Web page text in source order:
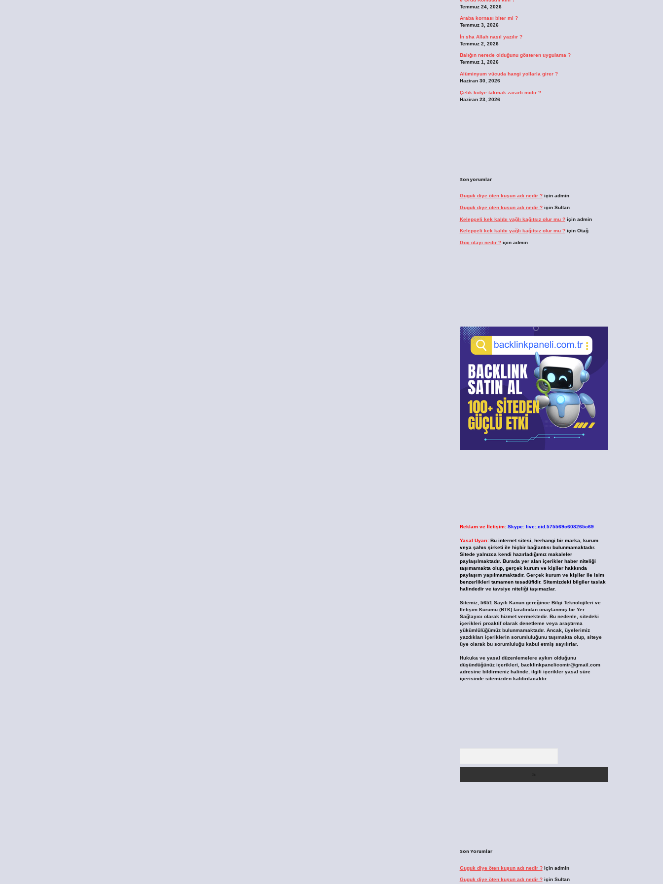
Temmuz 24, 2026
Araba kornası biter mi ?
Temmuz 3, 2026
İn sha Allah nasıl yazılır ?
Temmuz 2, 2026
Balığın nerede olduğunu gösteren uygulama ?
Temmuz 1, 2026
Alüminyum vücuda hangi yollarla girer ?
Haziran 30, 2026
Çelik kolye takmak zararlı mıdır ?
Haziran 23, 2026
Son yorumlar
Guguk diye öten kuşun adı nedir ?için admin
Guguk diye öten kuşun adı nedir ?için Sultan
Kelepçeli kek kalıbı yağlı kağıtsız olur mu ?için admin
Kelepçeli kek kalıbı yağlı kağıtsız olur mu ?için Otağ
Göç olayı nedir ?için admin
Reklam ve İletişim: Skype: live:.cid.575569c608265c69
Yasal Uyarı: Bu internet sitesi, herhangi bir marka, kurum
veya şahıs şirketi ile hiçbir bağlantısı bulunmamaktadır.
Sitede yalnızca kendi hazırladığımız makaleler
paylaşılmaktadır. Burada yer alan içerikler haber niteliği
taşımamakta olup, gerçek kurum ve kişiler hakkında
paylaşım yapılmamaktadır. Gerçek kurum ve kişiler ile isim
benzerlikleri tamamen tesadüfidir. Sitemizdeki bilgiler taslak
halindedir ve tavsiye niteliği taşımazlar.
Sitemiz, 5651 Sayılı Kanun gereğince Bilgi Teknolojileri ve
İletişim Kurumu (BTK) tarafından onaylanmış bir Yer
Sağlayıcı olarak hizmet vermektedir. Bu nedenle, sitedeki
içerikleri proaktif olarak denetleme veya araştırma
yükümlülüğümüz bulunmamaktadır. Ancak, üyelerimiz
yazdıkları içeriklerin sorumluluğunu taşımakta olup, siteye
üye olarak bu sorumluluğu kabul etmiş sayılırlar.
Hukuka ve yasal düzenlemelere aykırı olduğunu
düşündüğünüz içerikleri, backlinkpanelicomtr@gmail.com
adresine bildirmeniz halinde, ilgili içerikler yasal süre
içerisinde sitemizden kaldırılacaktır.
Son Yorumlar
Guguk diye öten kuşun adı nedir ?için admin
Guguk diye öten kuşun adı nedir ?için Sultan